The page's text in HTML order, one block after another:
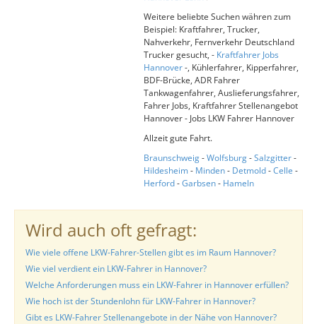
Weitere beliebte Suchen währen zum
Beispiel: Kraftfahrer, Trucker,
Nahverkehr, Fernverkehr Deutschland
Trucker gesucht, - Kraftfahrer Jobs
Hannover-, Kühlerfahrer, Kipperfahrer,
BDF-Brücke, ADR Fahrer
Tankwagenfahrer, Auslieferungsfahrer,
Fahrer Jobs, Kraftfahrer Stellenangebot
Hannover - Jobs LKW Fahrer Hannover
Allzeit gute Fahrt.
Braunschweig-Wolfsburg-Salzgitter-
Hildesheim- Minden- Detmold-Celle -
Herford-Garbsen- Hameln
Wird auch oft gefragt:
Wie viele offene LKW-Fahrer-Stellen gibt es im Raum Hannover?
Wie viel verdient ein LKW-Fahrer in Hannover?
Welche Anforderungen muss ein LKW-Fahrer in Hannover erfüllen?
Wie hoch ist der Stundenlohn für LKW-Fahrer in Hannover?
Gibt es LKW-Fahrer Stellenangebote in der Nähe von Hannover?